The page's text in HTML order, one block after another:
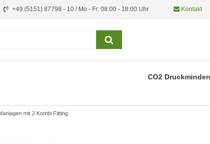
+49 (5151) 87798 - 10 / Mo - Fr: 08:00 - 18:00 Uhr Kontakt
CO2
mit 2 Kombi Fitting